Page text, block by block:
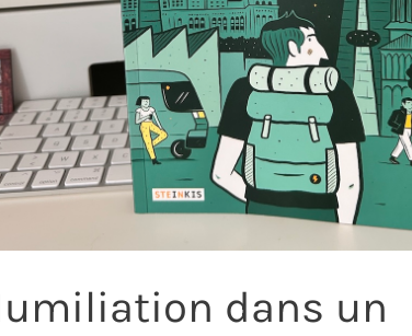
dans un